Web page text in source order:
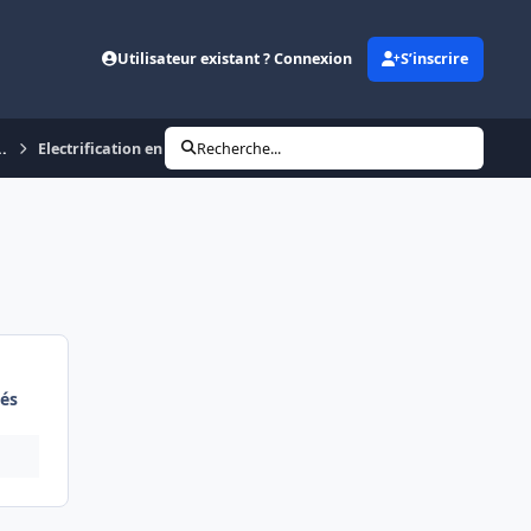
Utilisateur existant ? Connexion S’inscrire
Electrification en 25000 VRecherche...